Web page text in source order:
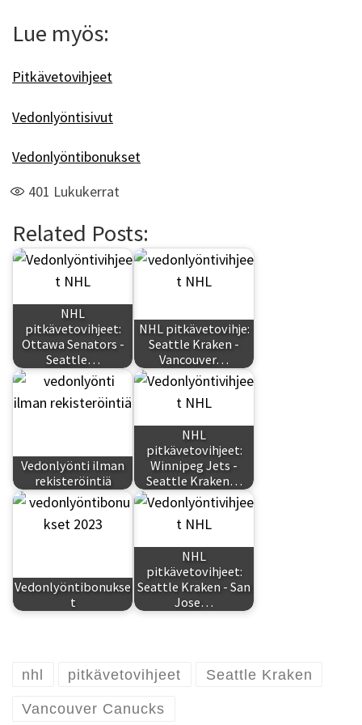
Lue myös:
Pitkävetovihjeet
Vedonlyöntisivut
Vedonlyöntibonukset
401 Lukukerrat
Related Posts:
NHL
pitkävetovihjeet:
Ottawa Senators -
Seattle…
NHL pitkävetovihje:
Seattle Kraken -
Vancouver…
Vedonlyönti ilman
rekisteröintiä
NHL
pitkävetovihjeet:
Winnipeg Jets -
Seattle Kraken…
Vedonlyöntibonukse
t
NHL
pitkävetovihjeet:
Seattle Kraken - San
Jose…
nhl pitkävetovihjeet Seattle Kraken
Vancouver Canucks